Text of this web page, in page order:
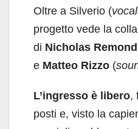
Oltre a Silverio (
progetto vede la
di Nicholas
e Matteo Rizzo (
L’ingresso è libero,
posti e, visto la